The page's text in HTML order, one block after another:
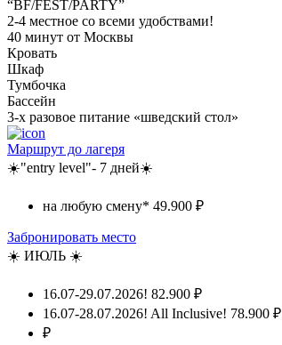
“BF/FEST/PARTY”
2-4 местное со всеми удобствами!
40 минут от Москвы
Кровать
Шкаф
Тумбочка
Бассейн
3-х разовое питание «шведский стол»
Маршрут до лагеря
☀️"entry level"- 7 дней☀️
на любую смену* 49.900 ₽
Забронировать место
☀️ ИЮЛЬ ☀️
16.07-29.07.2026! 82.900 ₽
16.07-28.07.2026! All Inclusive! 78.900 ₽
₽